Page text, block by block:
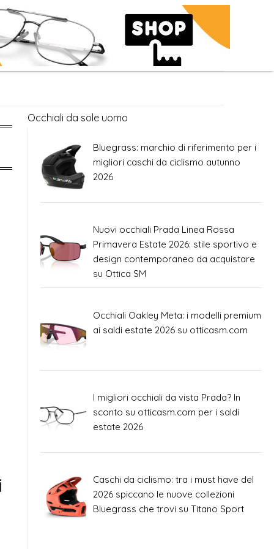
Occhiali da sole uomo
Bluegrass: marchio di riferimento per i
migliori caschi da ciclismo autunno
2026
Nuovi occhiali Prada Linea Rossa
Primavera Estate 2026: stile sportivo e
design contemporaneo da acquistare
su Ottica SM
Occhiali Oakley Meta: i modelli premium
ai saldi estate 2026 su otticasm.com
I migliori occhiali da vista Prada? In
sconto su otticasm.com per i saldi
estate 2026
Caschi da ciclismo: tra i must have del
2026 spiccano le nuove collezioni
Bluegrass che trovi su Titano Sport